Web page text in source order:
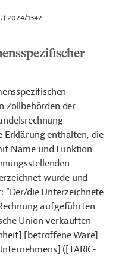
2024/1342
Zollbehörden der
Erklärung enthalten, die
Name und Funktion
wurde und
die Unterzeichnete
aufgeführten
Union verkauften
[betroffene Ware]
([TARIC-